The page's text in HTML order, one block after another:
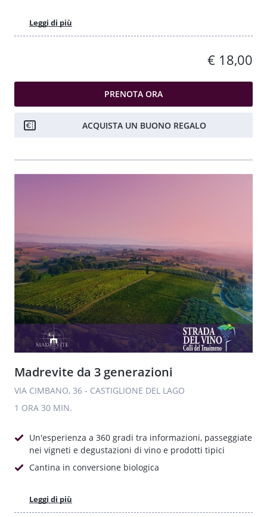
Leggi di più
€ 18,00
PRENOTA ORA
ACQUISTA UN BUONO REGALO
Madrevite da 3 generazioni
VIA CIMBANO, 36 - CASTIGLIONE DEL LAGO
1 ORA 30 MIN.
Un'esperienza a 360 gradi tra informazioni, passeggiate
nei vigneti e degustazioni di vino e prodotti tipici
Cantina in conversione biologica
Leggi di più